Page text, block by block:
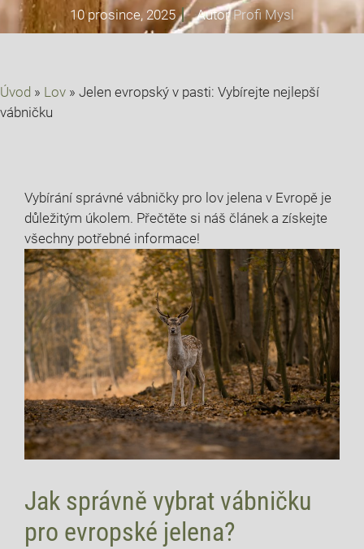
10 prosince, 2025 AutorProfi Mysl
Úvod » Lov » Jelen evropský v pasti: Vybírejte nejlepší
vábničku
Vybírání správné vábničky ‍pro lov jelena⁣ v Evropě je‌
důležitým úkolem. Přečtěte si náš ⁣článek a získejte⁣
všechny potřebné informace!
Jak správně⁢ vybrat vábničku
pro evropské jelena?